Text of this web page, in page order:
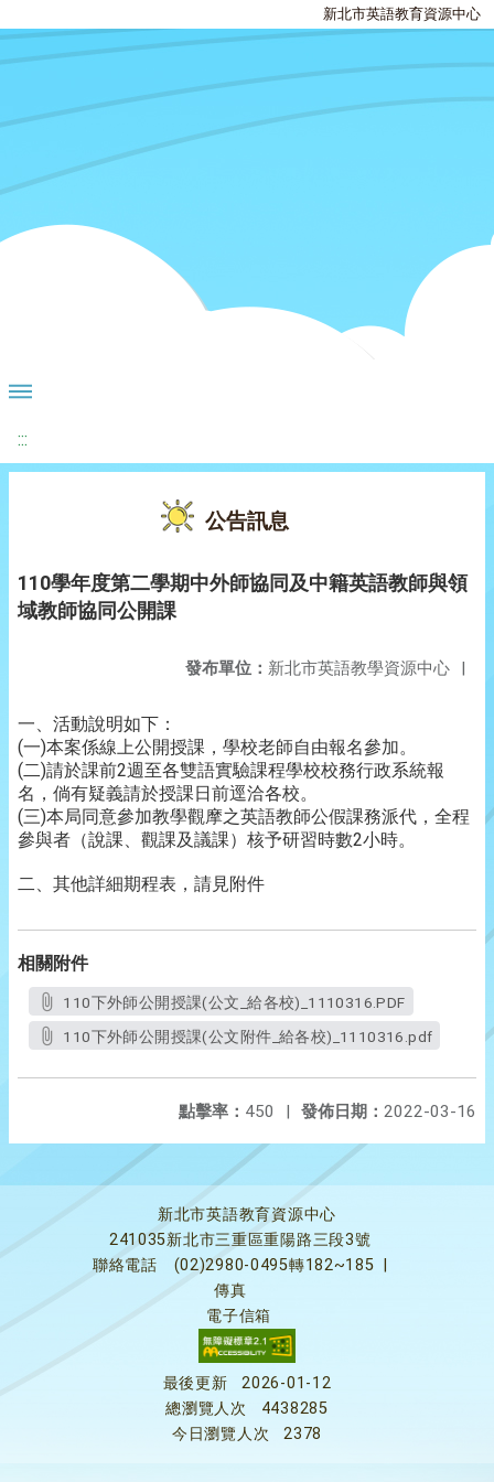
新北市英語教育資源中心
:::
公告訊息
110學年度第二學期中外師協同及中籍英語教師與領
域教師協同公開課
發布單位： 新北市英語教學資源中心 |
一、活動說明如下：
(一)本案係線上公開授課，學校老師自由報名參加。
(二)請於課前2週至各雙語實驗課程學校校務行政系統報
名，倘有疑義請於授課日前逕洽各校。
(三)本局同意參加教學觀摩之英語教師公假課務派代，全程
參與者（說課、觀課及議課）核予研習時數2小時。
二、其他詳細期程表，請見附件
相關附件
110下外師公開授課(公文_給各校)_1110316.PDF
110下外師公開授課(公文附件_給各校)_1110316.pdf
發佈日期： 2022-03-16
點擊率： 450 |
新北市英語教育資源中心
241035新北市三重區重陽路三段3號
聯絡電話
(02)2980-0495轉182~185
傳真
電子信箱
最後更新
2026-01-12
總瀏覽人次
4438285
今日瀏覽人次
2378